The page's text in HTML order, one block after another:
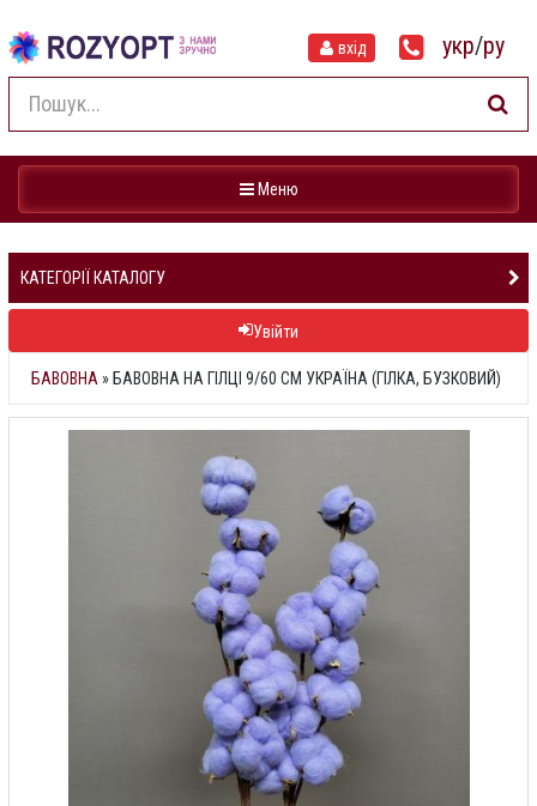
вхід укр/ру
Навігація
Меню
КАТЕГОРІЇ КАТАЛОГУ
Увійти
БАВОВНА » БАВОВНА НА ГІЛЦІ 9/60 СМ УКРАЇНА (ГІЛКА, БУЗКОВИЙ)